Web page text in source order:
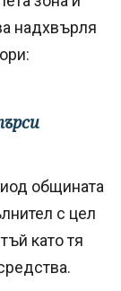
надхвърля
общината
с цел
като тя